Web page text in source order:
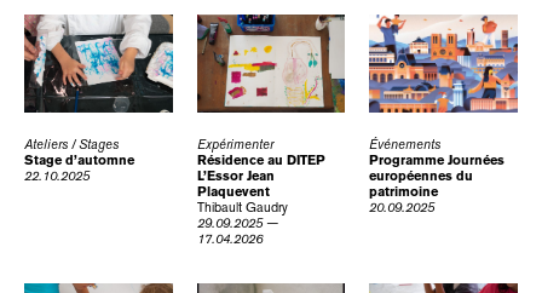
Ateliers / Stages
Stage d’automne
22.10.2025
Expérimenter
Résidence au DITEP
L’Essor Jean
Plaquevent
Thibault Gaudry
29.09.2025 —
17.04.2026
Événements
Programme Journées
européennes du
patrimoine
20.09.2025